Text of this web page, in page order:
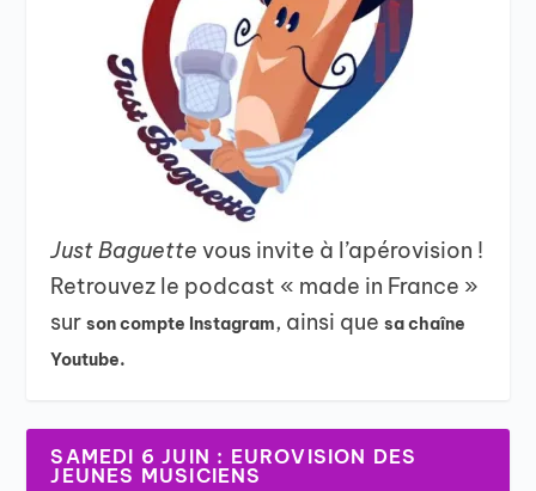
Just Baguettevous invite à l’apérovision !
Retrouvez le podcast « made in France »
surson compte Instagram, ainsi quesa chaîne
Youtube.
SAMEDI 6 JUIN : EUROVISION DES
JEUNES MUSICIENS